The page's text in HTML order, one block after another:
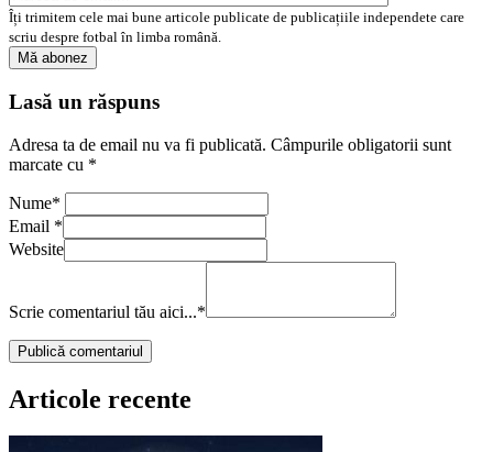
Îți trimitem cele mai bune articole publicate de publicațiile independete care
scriu despre fotbal în limba română.
Lasă un răspuns
Adresa ta de email nu va fi publicată. Câmpurile obligatorii sunt
marcate cu *
Nume*
Email *
Website
Scrie comentariul tău aici...*
Articole recente